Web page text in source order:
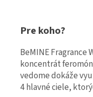
Pre koho?
BeMINE Fragrance
koncentrát
vedome dokáže
4 hlavné ciele,